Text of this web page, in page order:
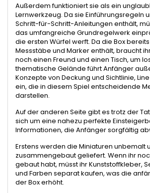
Außerdem funktioniert sie als ein
Lernwerkzeug. Da sie Einführungsregeln
Schritt-für-Schritt-Anleitungen enthält,
das umfangreiche Grundregelwerk
die ersten Würfel werft. Da die Box
Messstäbe und Marker enthält, braucht
noch einen Freund und einen Tisch, um
thematische Gelände führt Anfänger
Konzepte von Deckung und Sichtlinie,
ein, die in diesem Spiel entscheidende
darstellen.
Auf der anderen Seite gibt es trotz der
sich um eine nahezu perfekte
Informationen, die Anfänger sorgfältig
Erstens werden die Miniaturen unbemalt
zusammengebaut geliefert. Wenn ihr
gebaut habt, müsst ihr Kunststoffkleber,
und Farben separat kaufen, was die
der Box erhöht.